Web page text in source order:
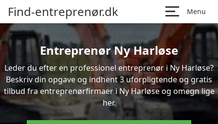
Find-entreprenør.dk Menu
Entreprenør Ny Harløse
Leder du efter en professionel entreprenør i Ny Harløse?
Beskriv din opgave og indhent 3 uforpligtende og gratis
tilbud fra entreprenørfirmaer i Ny Harløse og omegn lige
her.